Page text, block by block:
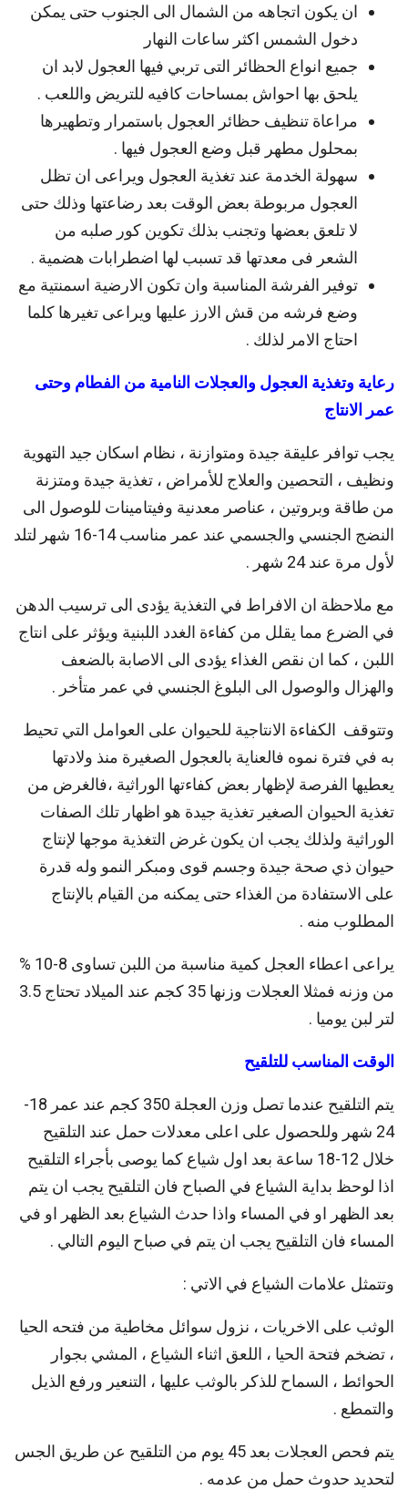
ان يكون اتجاهه من الشمال الى الجنوب حتى يمكن
دخول الشمس اكثر ساعات النهار
جميع انواع الحظائر التى تربي فيها العجول لابد ان
يلحق بها احواش بمساحات كافيه للتريض واللعب .
مراعاة تنظيف حظائر العجول باستمرار وتطهيرها
بمحلول مطهر قبل وضع العجول فيها .
سهولة الخدمة عند تغذية العجول ويراعى ان تظل
العجول مربوطة بعض الوقت بعد رضاعتها وذلك حتى
لا تلعق بعضها وتجنب بذلك تكوين كور صلبه من
الشعر فى معدتها قد تسبب لها اضطرابات هضمية .
توفير الفرشة المناسبة وان تكون الارضية اسمنتية مع
وضع فرشه من قش الارز عليها ويراعى تغيرها كلما
احتاج الامر لذلك .
رعاية وتغذية العجول والعجلات النامية من الفطام وحتى
عمر الانتاج
يجب توافر عليقة جيدة ومتوازنة ، نظام اسكان جيد التهوية
ونظيف ، التحصين والعلاج للأمراض ، تغذية جيدة ومتزنة
من طاقة وبروتين ، عناصر معدنية وفيتامينات للوصول الى
النضج الجنسي والجسمي عند عمر مناسب 14-16 شهر لتلد
لأول مرة عند 24 شهر .
مع ملاحظة ان الافراط في التغذية يؤدى الى ترسيب الدهن
في الضرع مما يقلل من كفاءة الغدد اللبنية ويؤثر على انتاج
اللبن ، كما ان نقص الغذاء يؤدى الى الاصابة بالضعف
والهزال والوصول الى البلوغ الجنسي في عمر متأخر .
وتتوقف الكفاءة الانتاجية للحيوان على العوامل التي تحيط
به في فترة نموه فالعناية بالعجول الصغيرة منذ ولادتها
يعطيها الفرصة لإظهار بعض كفاءتها الوراثية ،فالغرض من
تغذية الحيوان الصغير تغذية جيدة هو اظهار تلك الصفات
الوراثية ولذلك يجب ان يكون غرض التغذية موجها لإنتاج
حيوان ذي صحة جيدة وجسم قوى ومبكر النمو وله قدرة
على الاستفادة من الغذاء حتى يمكنه من القيام بالإنتاج
المطلوب منه .
يراعى اعطاء العجل كمية مناسبة من اللبن تساوى 8-10 %
من وزنه فمثلا العجلات وزنها 35 كجم عند الميلاد تحتاج 3.5
لتر لبن يوميا .
الوقت المناسب للتلقيح
يتم التلقيح عندما تصل وزن العجلة 350 كجم عند عمر 18-
24 شهر وللحصول على اعلى معدلات حمل عند التلقيح
خلال 12-18 ساعة بعد اول شياع كما يوصى بأجراء التلقيح
اذا لوحظ بداية الشياع في الصباح فان التلقيح يجب ان يتم
بعد الظهر او في المساء واذا حدث الشياع بعد الظهر او في
المساء فان التلقيح يجب ان يتم في صباح اليوم التالي .
وتتمثل علامات الشياع في الاتي :
الوثب على الاخريات ، نزول سوائل مخاطية من فتحه الحيا
، تضخم فتحة الحيا ، اللعق اثناء الشياع ، المشي بجوار
الحوائط ، السماح للذكر بالوثب عليها ، التنعير ورفع الذيل
والتمطع .
يتم فحص العجلات بعد 45 يوم من التلقيح عن طريق الجس
لتحديد حدوث حمل من عدمه .